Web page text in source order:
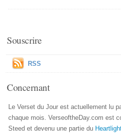
Souscrire
RSS
Concernant
Le Verset du Jour est actuellement lu
chaque mois. VerseoftheDay.com est
Steed et devenu une partie du